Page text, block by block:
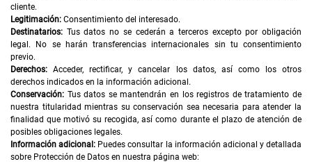
cliente.
Legitimación: Consentimiento del interesado.
Destinatarios: Tus datos no se cederán a terceros excepto por obligación
legal. No se harán transferencias internacionales sin tu consentimiento
previo.
Derechos: Acceder, rectificar, y cancelar los datos, así como los otros
derechos indicados en la información adicional.
Conservación: Tus datos se mantendrán en los registros de tratamiento de
nuestra titularidad mientras su conservación sea necesaria para atender la
finalidad que motivó su recogida, así como durante el plazo de atención de
posibles obligaciones legales.
Información adicional: Puedes consultar la información adicional y detallada
sobre Protección de Datos en nuestra página web: